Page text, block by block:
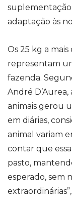
adaptação às
Os 25 kg a
representam
fazenda.
André
animais gerou
em diárias,
animal variam
contar que
pasto,
esperado, sem